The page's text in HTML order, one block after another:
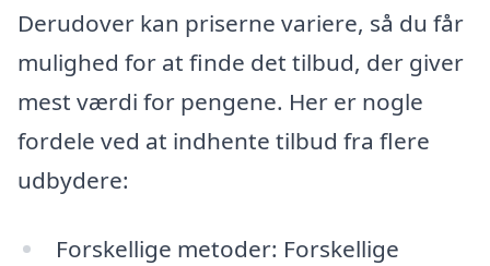
Derudover kan priserne variere, så du får
mulighed for at finde det tilbud, der giver
mest værdi for pengene. Her er nogle
fordele ved at indhente tilbud fra flere
udbydere:
Forskellige metoder: Forskellige